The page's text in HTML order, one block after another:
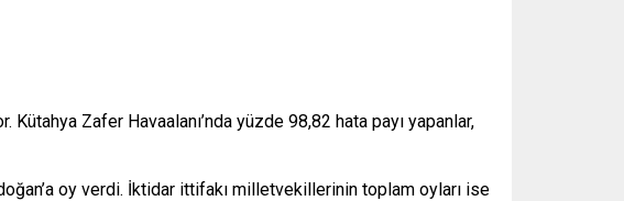
Kütahya Zafer Havaalanı’nda yüzde 98,82 hata payı yapanlar,
oy verdi. İktidar ittifakı milletvekillerinin toplam oyları ise